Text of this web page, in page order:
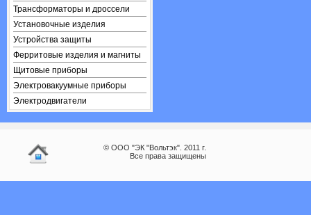
Трансформаторы и дроссели
Установочные изделия
Устройства защиты
Ферритовые изделия и магниты
Щитовые приборы
Электровакуумные приборы
Электродвигатели
© ООО "ЭК "Вольтэк". 2011 г.
Все права защищены